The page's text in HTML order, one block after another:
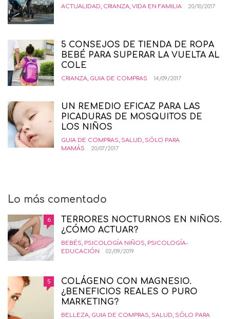
ACTUALIDAD, CRIANZA, VIDA EN FAMILIA 20/10/2017
5 CONSEJOS DE TIENDA DE ROPA
BEBÉ PARA SUPERAR LA VUELTA AL
COLE
CRIANZA, GUIA DE COMPRAS 14/09/2017
UN REMEDIO EFICAZ PARA LAS
PICADURAS DE MOSQUITOS DE
LOS NIÑOS
GUIA DE COMPRAS, SALUD, SÓLO PARA
MAMÁS
20/07/2017
Lo más comentado
6
TERRORES NOCTURNOS EN NIÑOS.
¿CÓMO ACTUAR?
BEBÉS, PSICOLOGÍA NIÑOS, PSICOLOGÍA-
EDUCACIÓN
02/09/2019
5
COLÁGENO CON MAGNESIO.
¿BENEFICIOS REALES O PURO
MARKETING?
BELLEZA, GUIA DE COMPRAS, SALUD, SÓLO PARA